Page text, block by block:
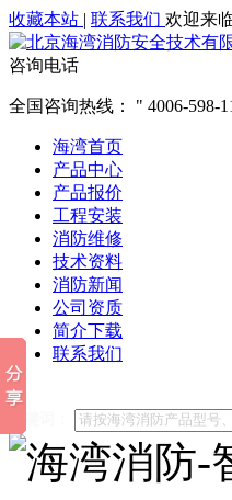
收藏本站 | 联系我们 欢迎来
咨询电话
全国咨询热线： 4006-598-
海湾首页
产品中心
产品报价
工程安装
消防维修
技术资料
消防新闻
公司资质
简介下载
联系我们
他们都在搜索: